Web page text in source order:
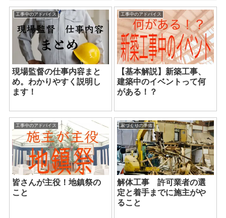
工事中のアドバイス
現場監督の仕事内容まと
め。わかりやすく説明し
ます！
工事中のアドバイス
【基本解説】新築工事、
建築中のイベントって何
がある！？
工事中のアドバイス
皆さんが主役！地鎮祭の
こと
家づくりの準備
解体工事 許可業者の選
定と着手までに施主がや
ること